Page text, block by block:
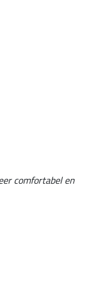
comfortabel en